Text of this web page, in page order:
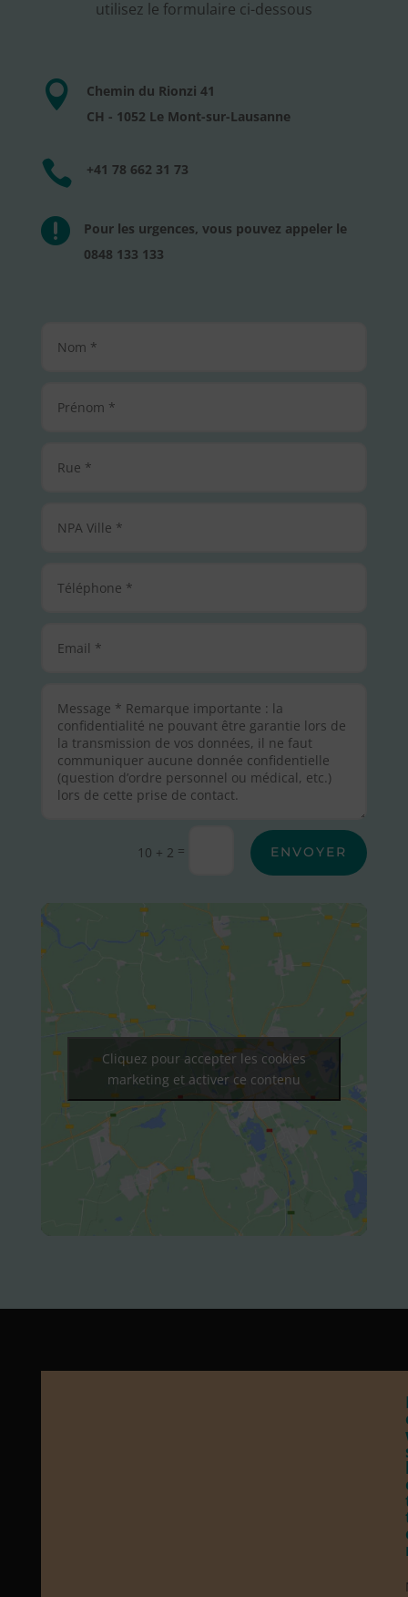
utilisez le formulaire ci-dessous

Chemin du Rionzi 41
CH - 1052 Le Mont-sur-Lausanne
 +41 78 662 31 73

Pour les urgences, vous pouvez appeler le
0848 133 133
10 + 2 = ENVOYER
Cliquez pour accepter les cookies
marketing et activer ce contenu